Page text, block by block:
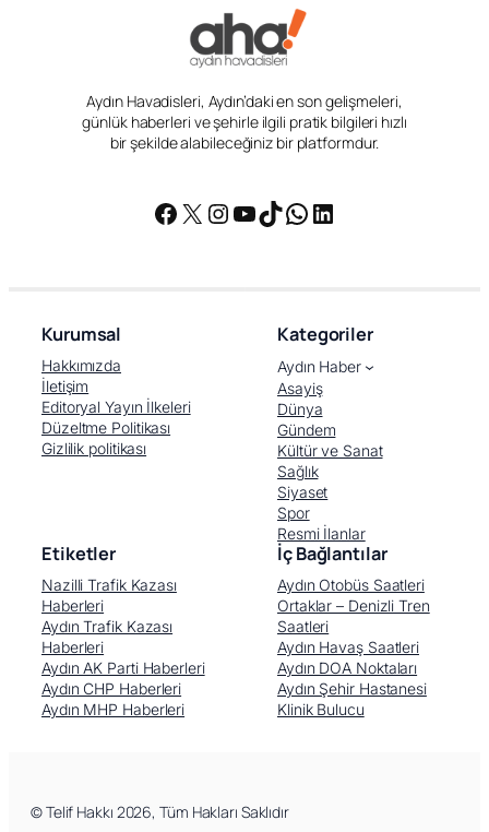
Facebook X (Twitter)
Aydın Havadisleri, Aydın’daki en son gelişmeleri,
günlük haberleri ve şehirle ilgili pratik bilgileri hızlı
bir şekilde alabileceğiniz bir platformdur.
Facebook
X Instagram
YouTube
TikTok
WhatsApp
LinkedIn
Kurumsal
Hakkımızda
İletişim
Editoryal Yayın İlkeleri
Düzeltme Politikası
Gizlilik politikası
Kategoriler
Aydın Haber
Asayiş
Dünya
Gündem
Kültür ve Sanat
Sağlık
Siyaset
Spor
Resmi İlanlar
Etiketler
Nazilli Trafik Kazası
Haberleri
Aydın Trafik Kazası
Haberleri
Aydın AK Parti Haberleri
Aydın CHP Haberleri
Aydın MHP Haberleri
İç Bağlantılar
Aydın Otobüs Saatleri
Ortaklar – Denizli Tren
Saatleri
Aydın Havaş Saatleri
Aydın DOA Noktaları
Aydın Şehir Hastanesi
Klinik Bulucu
© Telif Hakkı 2026, Tüm Hakları Saklıdır